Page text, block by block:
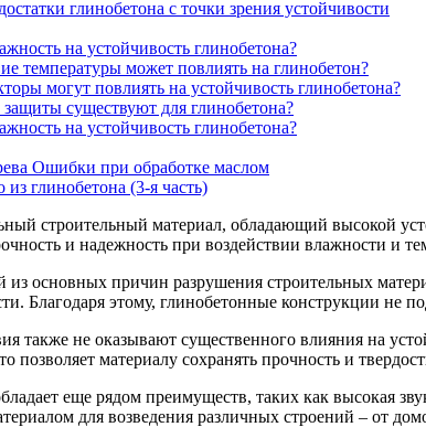
глинобетона с точки зрения устойчивости
на устойчивость глинобетона?
температуры может повлиять на глинобетон?
могут повлиять на устойчивость глинобетона?
существуют для глинобетона?
на устойчивость глинобетона?
Ошибки при обработке маслом
из глинобетона (3-я часть)
строительный материал, обладающий высокой
и надежность при воздействии влажности и
из основных причин разрушения строительных
Благодаря этому, глинобетонные конструкции
также не оказывают существенного влияния на
позволяет материалу сохранять прочность и
еще рядом преимуществ, таких как высокая
для возведения различных строений – от